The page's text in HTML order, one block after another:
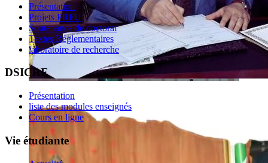
Présentation
Projets PRFU
Soutenance de doctorat
Textes Réglementaires
laboratoire de recherche
DSICRE
Présentation
liste des modules enseignés
Cours en ligne
Vie étudiante